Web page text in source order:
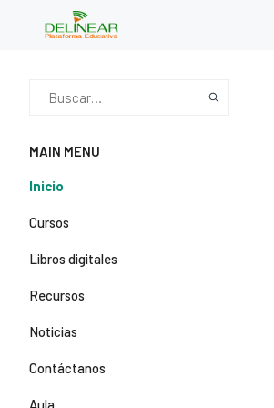
MAIN MENU
Inicio
Cursos
Libros digitales
Recursos
Noticias
Contáctanos
Aula